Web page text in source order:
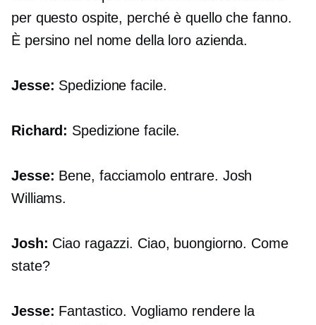
per questo ospite, perché è quello che fanno.
È persino nel nome della loro azienda.
Jesse: Spedizione facile.
Richard: Spedizione facile.
Jesse: Bene, facciamolo entrare. Josh
Williams.
Josh: Ciao ragazzi. Ciao, buongiorno. Come
state?
Jesse: Fantastico. Vogliamo rendere la